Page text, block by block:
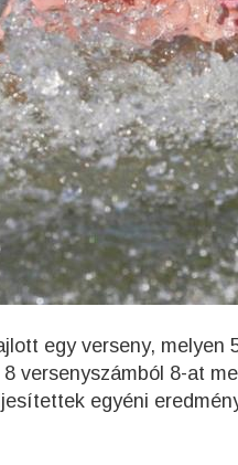
egy verseny,
versenyszámból 8-at
egyéni